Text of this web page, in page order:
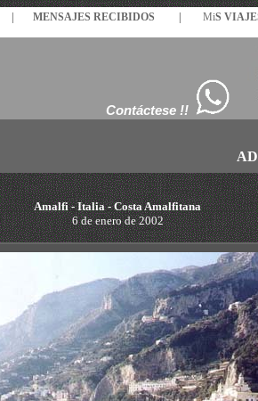
| MENSAJES RECIBIDOS MiS
Contáctese !!
Amalfi - Italia - Costa Amalfitana
6 de enero de 2002